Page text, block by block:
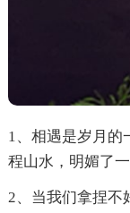
1、相遇是岁月的
程山水，明媚了
2、当我们拿捏不